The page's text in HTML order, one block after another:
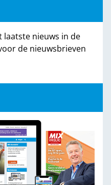
laatste nieuws in de
de nieuwsbrieven